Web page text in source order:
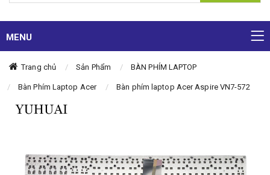
MENU
Trang chủ Sản Phẩm BÀN PHÍM LAPTOP
Bàn Phím Laptop Acer Bàn phím laptop Acer Aspire VN7-572